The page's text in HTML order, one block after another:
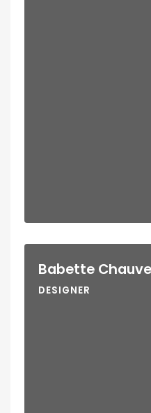
Babette
DESIGNER